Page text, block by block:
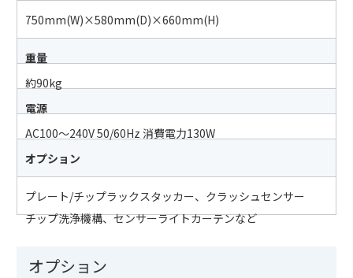
750mm(W)×580mm(D)×660mm(H)
重量
約90kg
電源
AC100〜240V 50/60Hz 消費電力130W
オプション
プレート/チップラックスタッカー、クラッシュセンサー
チップ洗浄機構、センサーライトカーテンなど
オプション